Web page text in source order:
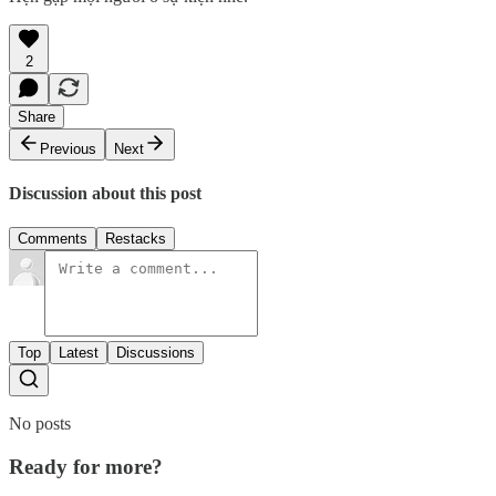
2
Share
Previous
Next
Discussion about this post
Comments Restacks
Top Latest Discussions
No posts
Ready for more?